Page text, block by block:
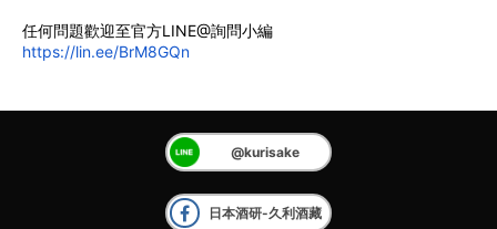
任何問題歡迎至官方LINE@詢問小編
https://lin.ee/BrM8GQn
@kurisake
日本酒研-久利酒藏